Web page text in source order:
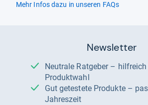
Mehr Infos dazu in unseren FAQs
Newsletter
Neutrale Ratgeber – hilfreich für Ihre
Produktwahl
Gut getestete Produkte – passend zur
Jahreszeit